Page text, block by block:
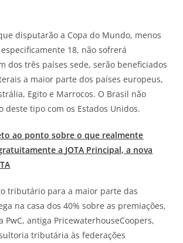
disputarão a Copa do Mundo, menos
18, não sofrerá
dos três países sede, serão beneficiados
a maior parte dos países europeus,
Egito e Marrocos. O Brasil não
deste tipo com os Estados Unidos.
ao ponto sobre o que realmente
a JOTA Principal, a nova
tributário para a maior parte das
na casa dos 40% sobre as premiações,
PwC, antiga PricewaterhouseCoopers,
tributária às federações